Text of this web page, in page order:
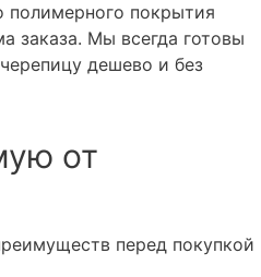
полимерного покрытия
заказа. Мы всегда готовы
дешево и без
от
перед покупкой